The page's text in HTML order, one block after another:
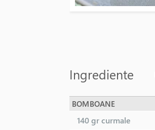
Ingrediente
BOMBOANE
140 grcurmale